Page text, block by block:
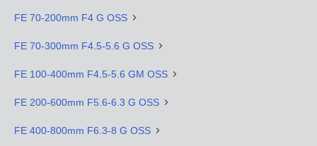
FE 70-200mm F4 G OSS
FE 70-300mm F4.5-5.6 G OSS
FE 100-400mm F4.5-5.6 GM OSS
FE 200-600mm F5.6-6.3 G OSS
FE 400-800mm F6.3-8 G OSS